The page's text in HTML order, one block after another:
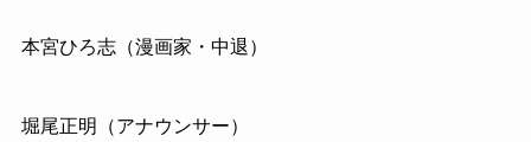
本宮ひろ志（漫画家・中退）
堀尾正明（アナウンサー）